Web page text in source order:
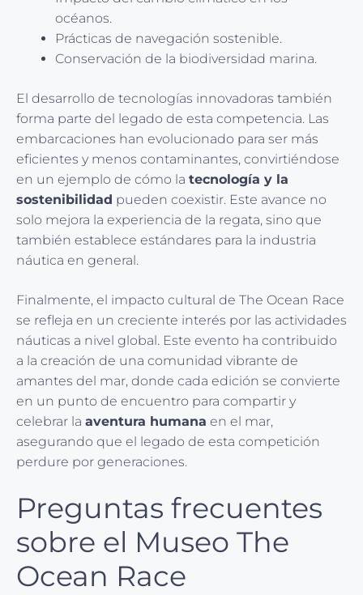
océanos.
Prácticas de navegación sostenible.
Conservación de la biodiversidad marina.
El desarrollo de tecnologías innovadoras también
forma parte del legado de esta competencia. Las
embarcaciones han evolucionado para ser más
eficientes y menos contaminantes, convirtiéndose
en un ejemplo de cómo la tecnología y la
sostenibilidad pueden coexistir. Este avance no
solo mejora la experiencia de la regata, sino que
también establece estándares para la industria
náutica en general.
Finalmente, el impacto cultural de The Ocean Race
se refleja en un creciente interés por las actividades
náuticas a nivel global. Este evento ha contribuido
a la creación de una comunidad vibrante de
amantes del mar, donde cada edición se convierte
en un punto de encuentro para compartir y
celebrar la aventura humana en el mar,
asegurando que el legado de esta competición
perdure por generaciones.
Preguntas frecuentes
sobre el Museo The
Ocean Race